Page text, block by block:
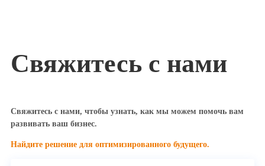
Свяжитесь с нами
Свяжитесь с нами, чтобы узнать, как мы можем помочь вам
развивать ваш бизнес.
Найдите решение для оптимизированного будущего.